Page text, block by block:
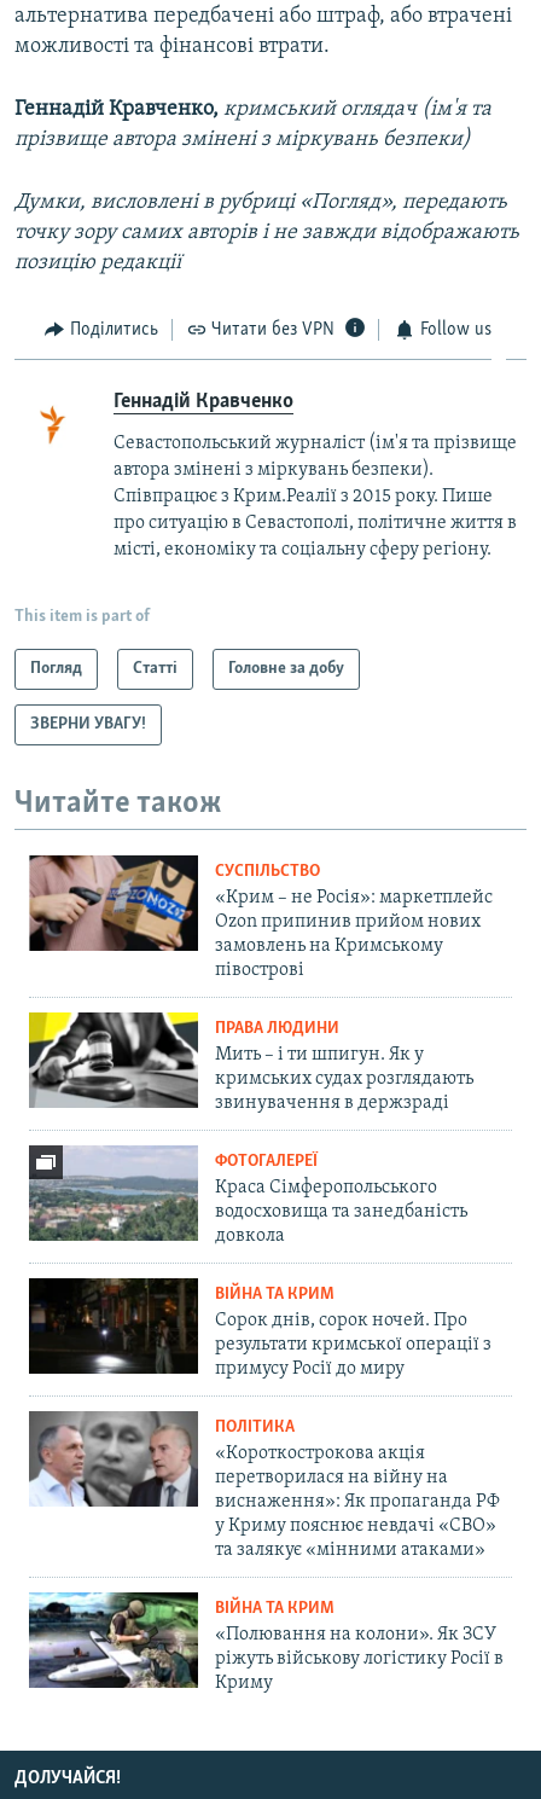
альтернатива передбачені або штраф, або втрачені
можливості та фінансові втрати.
Геннадій Кравченко, кримський оглядач (ім'я та
прізвище автора змінені з міркувань безпеки)
Думки, висловлені в рубриці «Погляд», передають
точку зору самих авторів і не завжди відображають
позицію редакції
Поділитись Читати без VPN Follow us
Геннадій Кравченко
Севастопольський журналіст (ім'я та прізвище
автора змінені з міркувань безпеки).
Співпрацює з Крим.Реалії з 2015 року. Пише
про ситуацію в Севастополі, політичне життя в
місті, економіку та соціальну сферу регіону.
This item is part of
Погляд Статті Головне за добу
ЗВЕРНИ УВАГУ!
Читайте також
СУСПІЛЬСТВО
«Крим – не Росія»: маркетплейс
Ozon припинив прийом нових
замовлень на Кримському
півострові
ПРАВА ЛЮДИНИ
Мить – і ти шпигун. Як у
кримських судах розглядають
звинувачення в держзраді
ФОТОГАЛЕРЕЇ
Краса Сімферопольського
водосховища та занедбаність
довкола
ВІЙНА ТА КРИМ
Сорок днів, сорок ночей. Про
результати кримської операції з
примусу Росії до миру
ПОЛІТИКА
«Короткострокова акція
перетворилася на війну на
виснаження»: Як пропаганда РФ
у Криму пояснює невдачі «СВО»
та залякує «мінними атаками»
ВІЙНА ТА КРИМ
«Полювання на колони». Як ЗСУ
ріжуть військову логістику Росії в
Криму
ДОЛУЧАЙСЯ!